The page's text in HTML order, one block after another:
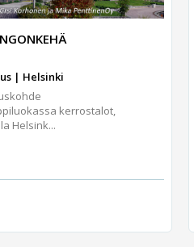
| Helsinki
kerrostalot,
Helsink...